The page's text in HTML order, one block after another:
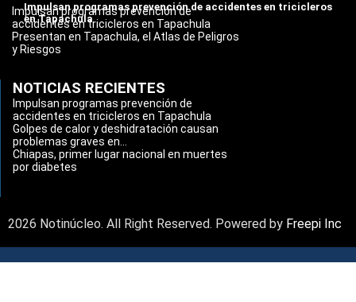
Impulsan programas prevención de accidentes en tricicleros
en Tapachula
Impulsan programas prevención de
accidentes en tricicleros en Tapachula
Presentan en Tapachula, el Atlas de Peligros
y Riesgos
NOTICIAS RECIENTES
Impulsan programas prevención de
accidentes en tricicleros en Tapachula
Golpes de calor y deshidratación causan
problemas graves en...
Chiapas, primer lugar nacional en muertes
por diabetes
2026 Notinúcleo. All Right Reserved. Powered by Freepi Inc